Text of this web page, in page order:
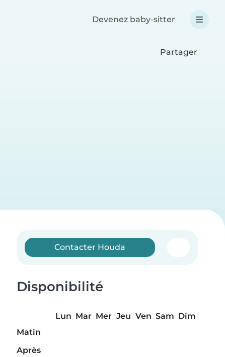
Devenez baby-sitter
Partager
Contacter Houda
Disponibilité
Lun Mar Mer Jeu Ven Sam Dim
Matin
Après